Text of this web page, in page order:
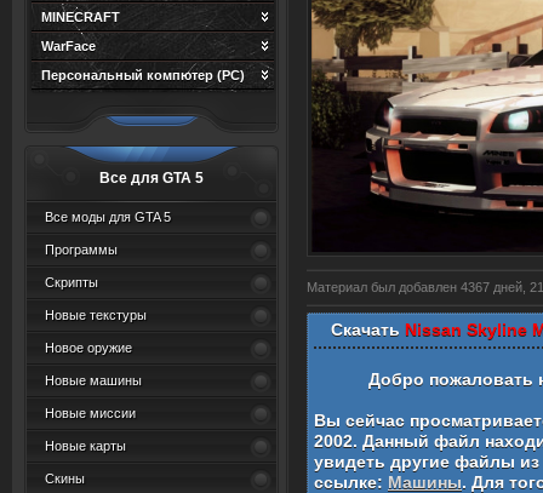
MINECRAFT
WarFace
Персональный компютер (PC)
Все для GTA 5
Все моды для GTA 5
Программы
Скрипты
Новые текстуры
Новое оружие
Новые машины
Новые миссии
Новые карты
Скины
Материал был добавлен 4367 дней,
Скачать Nissan Skyline
Добро пожаловать
Вы сейчас
2002. Данный файл
увидеть другие файлы из
ссылке: Машины. Для